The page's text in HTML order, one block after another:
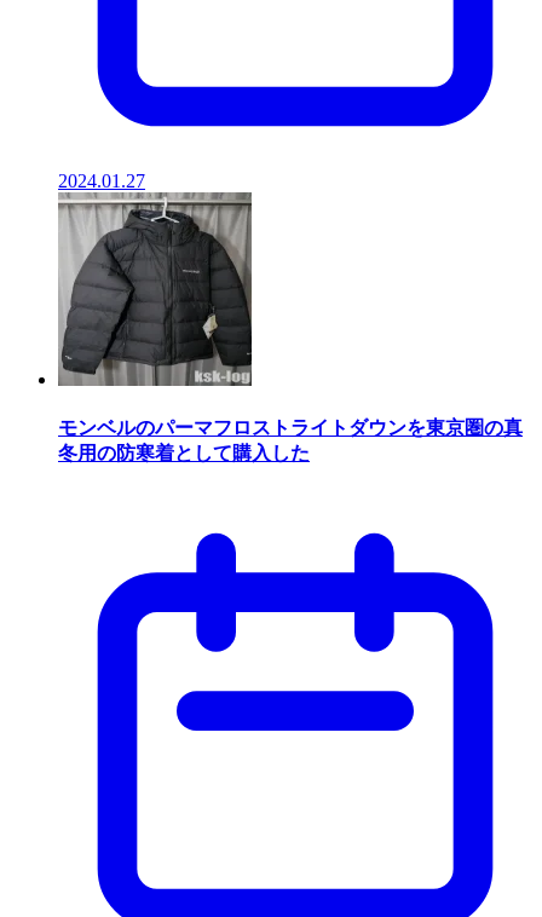
2024.01.27
モンベルのパーマフロストライトダウンを東京圏の真
冬用の防寒着として購入した